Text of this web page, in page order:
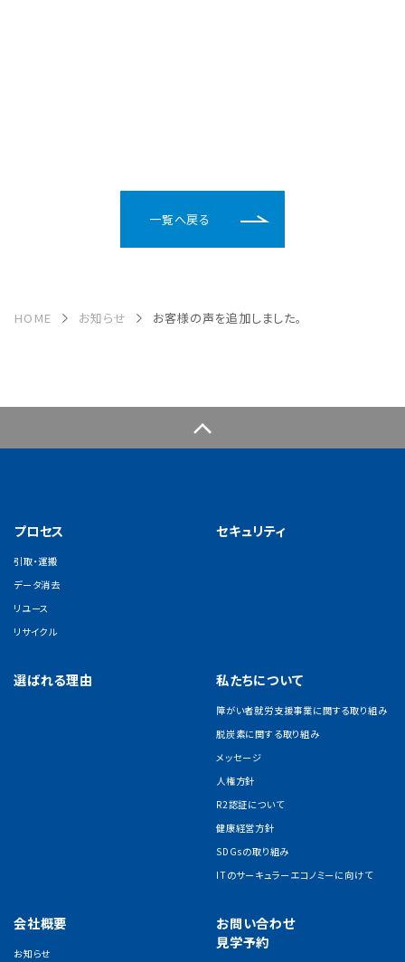
一覧へ戻る
HOME お知らせ お客様の声を追加しました。
プロセス
引取・運搬
データ消去
リユース
リサイクル
セキュリティ
選ばれる理由 私たちについて
障がい者就労支援事業に関する取り組み
脱炭素に関する取り組み
メッセージ
人権方針
R2認証について
健康経営方針
SDGsの取り組み
ITのサーキュラーエコノミーに向けて
会社概要
お知らせ
お問い合わせ
見学予約